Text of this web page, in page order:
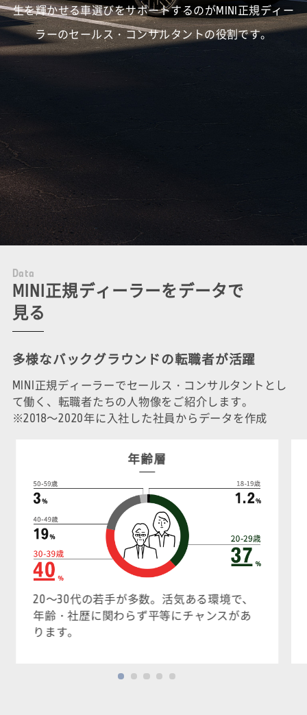
生を輝かせる車選びをサポートするのがMINI正規ディー
ラーのセールス・コンサルタントの役割です。
Data
MINI正規ディーラーをデータで
見る
多様なバックグラウンドの転職者が活躍
MINI正規ディーラーでセールス・コンサルタントとし
て働く、転職者たちの人物像をご紹介します。
※2018～2020年に入社した社員からデータを作成
年齢層
20～30代の若手が多数。活気ある環境で、
年齢・社歴に関わらず平等にチャンスがあ
ります。